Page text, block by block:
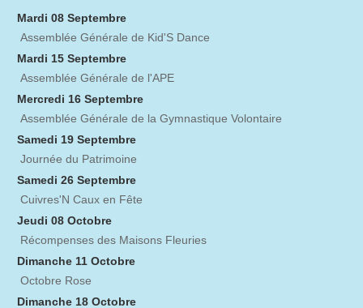
Mardi 08 Septembre
Assemblée Générale de Kid'S Dance
Mardi 15 Septembre
Assemblée Générale de l'APE
Mercredi 16 Septembre
Assemblée Générale de la Gymnastique Volontaire
Samedi 19 Septembre
Journée du Patrimoine
Samedi 26 Septembre
Cuivres'N Caux en Fête
Jeudi 08 Octobre
Récompenses des Maisons Fleuries
Dimanche 11 Octobre
Octobre Rose
Dimanche 18 Octobre